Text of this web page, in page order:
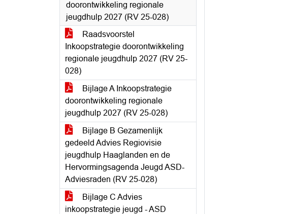
doorontwikkeling regionale
jeugdhulp 2027 (RV 25-028)
Raadsvoorstel
Inkoopstrategie doorontwikkeling
regionale jeugdhulp 2027 (RV 25-
028)
Bijlage A Inkoopstrategie
doorontwikkeling regionale
jeugdhulp 2027 (RV 25-028)
Bijlage B Gezamenlijk
gedeeld Advies Regiovisie
jeugdhulp Haaglanden en de
Hervormingsagenda Jeugd ASD-
Adviesraden (RV 25-028)
Bijlage C Advies
inkoopstrategie jeugd - ASD